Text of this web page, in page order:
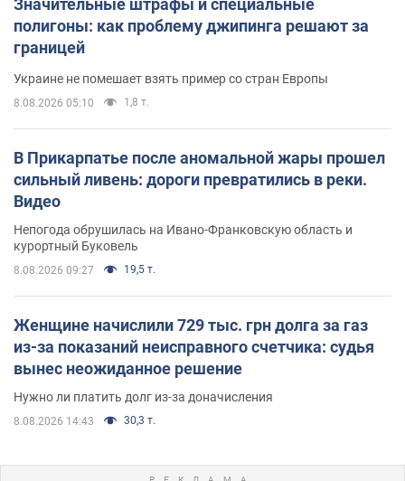
Значительные штрафы и специальные
полигоны: как проблему джипинга решают за
границей
Украине не помешает взять пример со стран Европы
8.08.2026 05:10 1,8 т.
В Прикарпатье после аномальной жары прошел
сильный ливень: дороги превратились в реки.
Видео
Непогода обрушилась на Ивано-Франковскую область и
курортный Буковель
8.08.2026 09:27 19,5 т.
Женщине начислили 729 тыс. грн долга за газ
из-за показаний неисправного счетчика: судья
вынес неожиданное решение
Нужно ли платить долг из-за доначисления
8.08.2026 14:43 30,3 т.